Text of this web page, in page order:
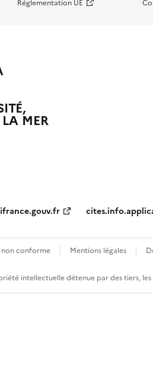
Réglementation UE
MER
conforme Mentions légales
intellectuelle détenue par des tiers,